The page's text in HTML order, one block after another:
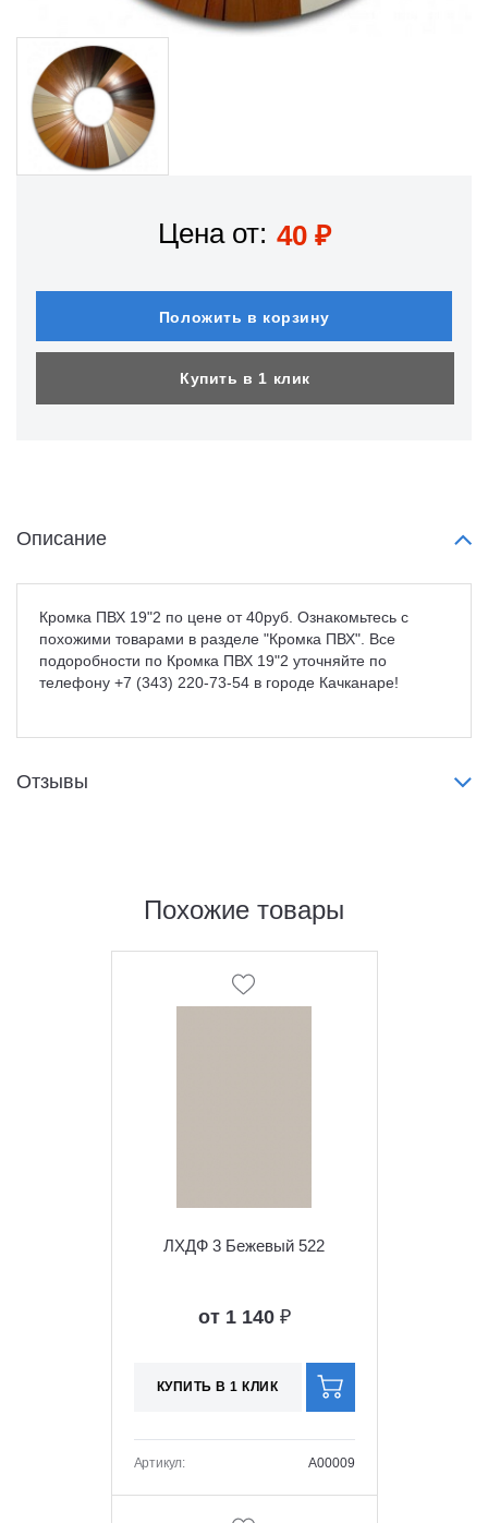
Цена от: 40 ₽
Положить в корзину
Купить в 1 клик
Описание
Кромка ПВХ 19"2 по цене от 40руб. Ознакомьтесь с
похожими товарами в разделе "Кромка ПВХ". Все
подоробности по Кромка ПВХ 19"2 уточняйте по
телефону +7 (343) 220-73-54 в городе Качканаре!
Отзывы
Похожие товары
ЛХДФ 3 Бежевый 522
от 1 140 ₽
КУПИТЬ В 1 КЛИК
Артикул: A00009